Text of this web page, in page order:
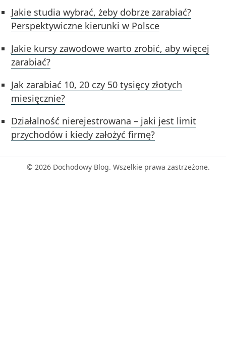
Jakie studia wybrać, żeby dobrze zarabiać?
Perspektywiczne kierunki w Polsce
Jakie kursy zawodowe warto zrobić, aby więcej
zarabiać?
Jak zarabiać 10, 20 czy 50 tysięcy złotych
miesięcznie?
Działalność nierejestrowana – jaki jest limit
przychodów i kiedy założyć firmę?
© 2026 Dochodowy Blog. Wszelkie prawa zastrzeżone.